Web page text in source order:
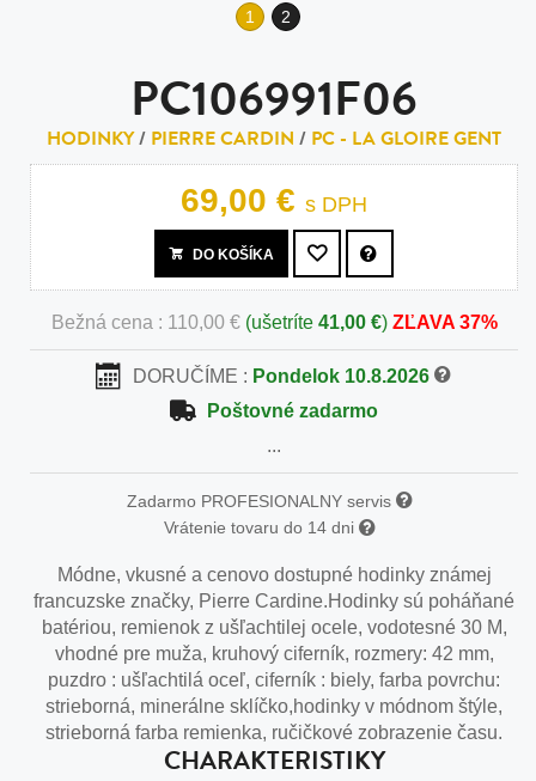
1 2
PC106991F06
HODINKY/ PIERRE CARDIN / PC - LA GLOIRE GENT
69,00 € s DPH
DO KOŠÍKA
Bežná cena : 110,00 € (ušetríte 41,00 €) ZĽAVA 37%
DORUČÍME : Pondelok 10.8.2026
Poštovné zadarmo
...
Zadarmo PROFESIONALNY servis
Vrátenie tovaru do 14 dni
Módne, vkusné a cenovo dostupné hodinky známej
francuzske značky, Pierre Cardine.Hodinky sú poháňané
batériou, remienok z ušľachtilej ocele, vodotesné 30 M,
vhodné pre muža, kruhový ciferník, rozmery: 42 mm,
puzdro : ušľachtilá oceľ, ciferník : biely, farba povrchu:
strieborná, minerálne sklíčko,hodinky v módnom štýle,
strieborná farba remienka, ručičkové zobrazenie času.
CHARAKTERISTIKY